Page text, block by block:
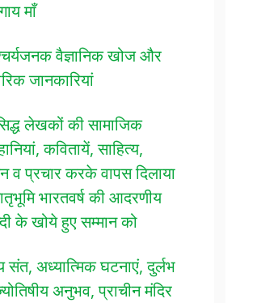
माँ
वैज्ञानिक खोज और
जानकारियां
लेखकों की सामाजिक
कवितायें, साहित्य,
व प्रचार करके वापस दिलाया
भारतवर्ष की आदरणीय
के खोये हुए सम्मान को
संत, अध्यात्मिक घटनाएं, दुर्लभ
अनुभव, प्राचीन मंदिर